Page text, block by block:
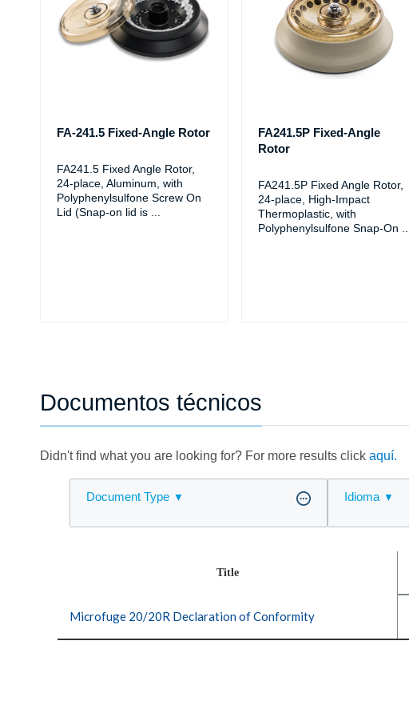
FA-241.5 Fixed-Angle Rotor
FA241.5 Fixed Angle Rotor,
24-place, Aluminum, with
Polyphenylsulfone Screw On
Lid (Snap-on lid is
FA241.5P Fixed-Angle
Rotor
FA241.5P Fixed Angle Rotor,
24-place, High-Impact
Thermoplastic, with
Polyphenylsulfone Snap-On
Documentos técnicos
Didn't find what you are looking for? For more results click aquí.
Document Type Idioma
Title
Microfuge 20/20R Declaration of Conformity